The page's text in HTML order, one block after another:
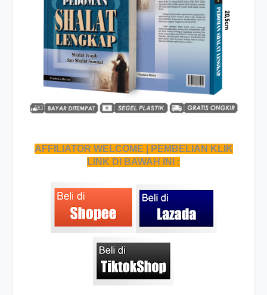
AFFILIATOR WELCOME | PEMBELIAN KLIK
LINK DI BAWAH INI :